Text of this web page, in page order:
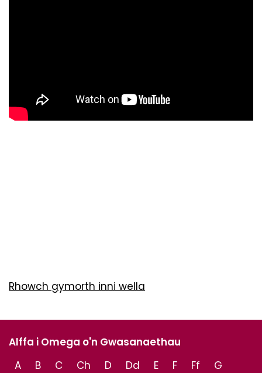
Rhowch gymorth inni wella
Alffa i Omega o'n Gwasanaethau
A
B C Ch D Dd E F Ff
G